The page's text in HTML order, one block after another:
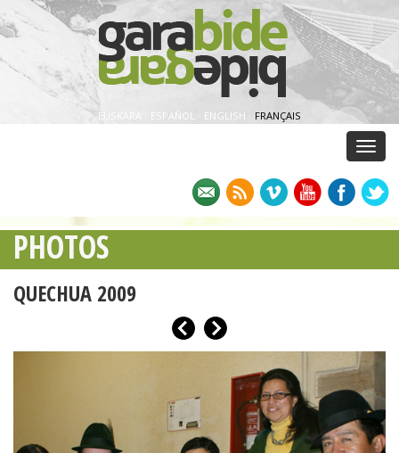
EUSKARA ESPAÑOL · ENGLISH · FRANÇAIS
PHOTOS
QUECHUA 2009